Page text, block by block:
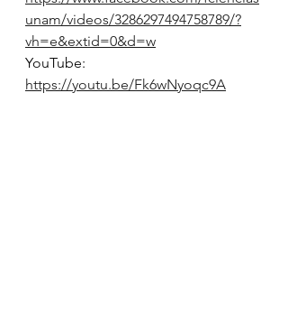
unam/videos/3286297494758789/?
vh=e&extid=0&d=w
YouTube:
https://youtu.be/Fk6wNyoqc9A